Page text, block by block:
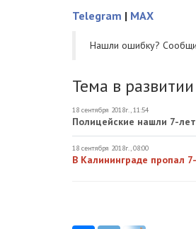
Telegram | MAX
Нашли ошибку?
Тема в развитии
18 сентября 2018г., 11:54
Полицейские нашли 7-
18 сентября 2018г., 08:00
В Калининграде пропал